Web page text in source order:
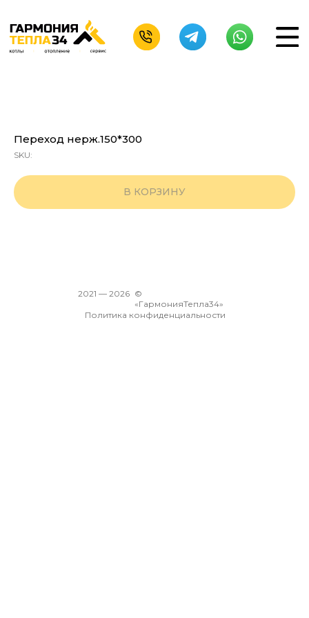
Переход нерж.150*300
SKU:
В КОРЗИНУ
Политика конфиденциальности
©
«ГармонияТепла34»
2026
2021 —